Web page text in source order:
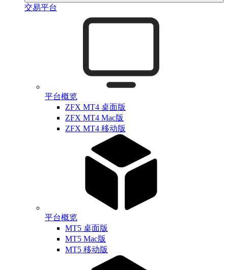
交易平台
平台概览
ZFX MT4 桌面版
ZFX MT4 Mac版
ZFX MT4 移动版
平台概览
MT5 桌面版
MT5 Mac版
MT5 移动版